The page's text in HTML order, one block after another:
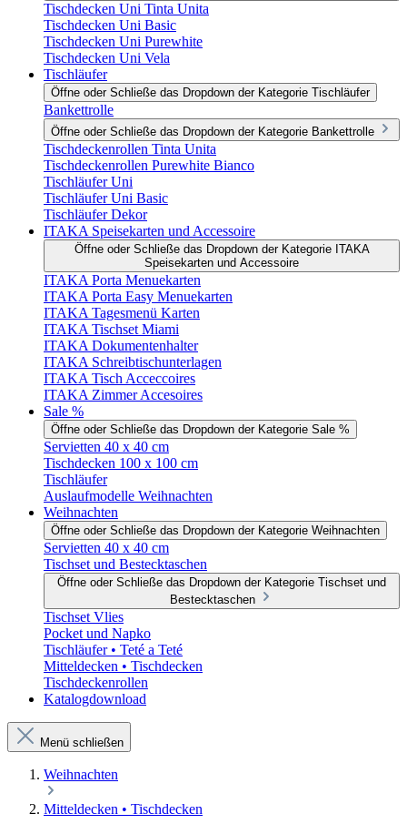
Tischdecken Uni Tinta Unita
Tischdecken Uni Basic
Tischdecken Uni Purewhite
Tischdecken Uni Vela
Tischläufer
Öffne oder Schließe das Dropdown der Kategorie Tischläufer
Bankettrolle
Öffne oder Schließe das Dropdown der Kategorie Bankettrolle
Tischdeckenrollen Tinta Unita
Tischdeckenrollen Purewhite Bianco
Tischläufer Uni
Tischläufer Uni Basic
Tischläufer Dekor
ITAKA Speisekarten und Accessoire
Öffne oder Schließe das Dropdown der Kategorie ITAKA
Speisekarten und Accessoire
ITAKA Porta Menuekarten
ITAKA Porta Easy Menuekarten
ITAKA Tagesmenü Karten
ITAKA Tischset Miami
ITAKA Dokumentenhalter
ITAKA Schreibtischunterlagen
ITAKA Tisch Acceccoires
ITAKA Zimmer Accesoires
Sale %
Öffne oder Schließe das Dropdown der Kategorie Sale %
Servietten 40 x 40 cm
Tischdecken 100 x 100 cm
Tischläufer
Auslaufmodelle Weihnachten
Weihnachten
Öffne oder Schließe das Dropdown der Kategorie Weihnachten
Servietten 40 x 40 cm
Tischset und Bestecktaschen
Öffne oder Schließe das Dropdown der Kategorie Tischset und
Bestecktaschen
Tischset Vlies
Pocket und Napko
Tischläufer • Teté a Teté
Mitteldecken • Tischdecken
Tischdeckenrollen
Katalogdownload
Menü schließen
Weihnachten
Mitteldecken • Tischdecken